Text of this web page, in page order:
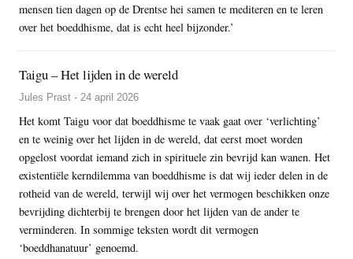
mensen tien dagen op de Drentse hei samen te mediteren en te leren
over het boeddhisme, dat is echt heel bijzonder.’
Taigu – Het lijden in de wereld
Jules Prast - 24 april 2026
Het komt Taigu voor dat boeddhisme te vaak gaat over ‘verlichting’
en te weinig over het lijden in de wereld, dat eerst moet worden
opgelost voordat iemand zich in spirituele zin bevrijd kan wanen. Het
existentiële kerndilemma van boeddhisme is dat wij ieder delen in de
rotheid van de wereld, terwijl wij over het vermogen beschikken onze
bevrijding dichterbij te brengen door het lijden van de ander te
verminderen. In sommige teksten wordt dit vermogen
‘boeddhanatuur’ genoemd.